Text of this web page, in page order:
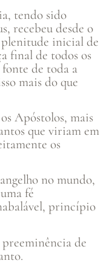
tendo sido
recebeu desde o
plenitude inicial de
final de todos os
de toda a
mais do que
Apóstolos, mais
que viriam em
os
no mundo,
fé
princípio
de